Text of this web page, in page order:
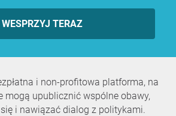
WESPRZYJ TERAZ
i non-profitowa platforma, na
mogą upublicznić wspólne obawy,
i nawiązać dialog z politykami.